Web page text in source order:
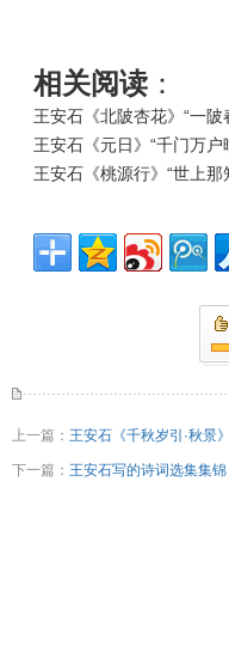
相关阅读 ：
王安石《北陂杏花》“一
王安石《元日》“千门万
王安石《桃源行》“世上
上一篇： 王安石《千秋岁引·秋景
下一篇： 王安石写的诗词选集集锦